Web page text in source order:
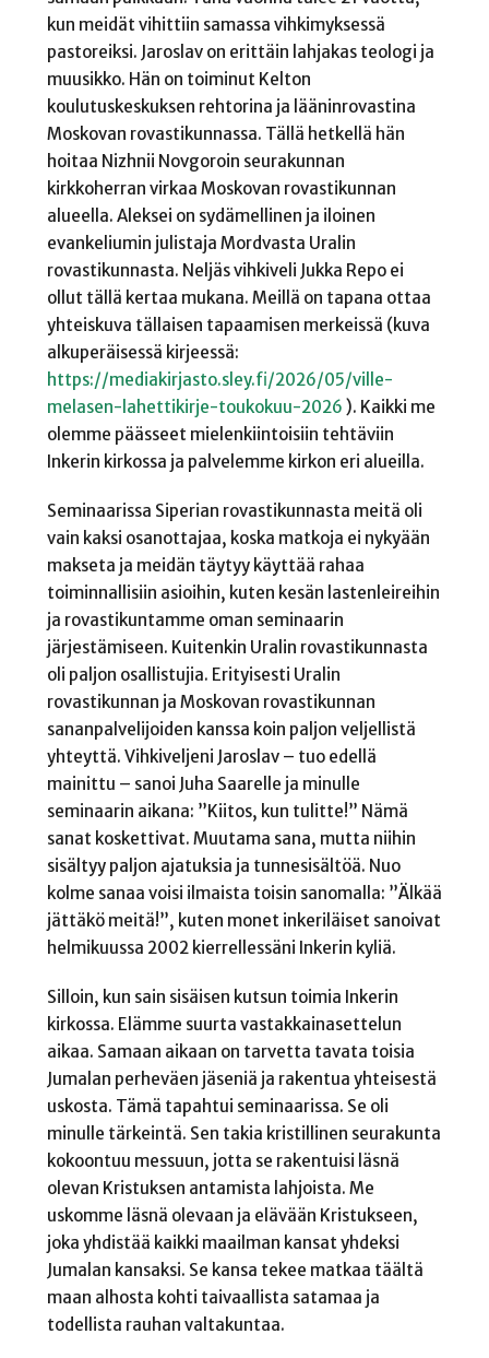
kun meidät vihittiin samassa vihkimyksessä
pastoreiksi. Jaroslav on erittäin lahjakas teologi ja
muusikko. Hän on toiminut Kelton
koulutuskeskuksen rehtorina ja lääninrovastina
Moskovan rovastikunnassa. Tällä hetkellä hän
hoitaa Nizhnii Novgoroin seurakunnan
kirkkoherran virkaa Moskovan rovastikunnan
alueella. Aleksei on sydämellinen ja iloinen
evankeliumin julistaja Mordvasta Uralin
rovastikunnasta. Neljäs vihkiveli Jukka Repo ei
ollut tällä kertaa mukana. Meillä on tapana ottaa
yhteiskuva tällaisen tapaamisen merkeissä (kuva
alkuperäisessä kirjeessä:
https://mediakirjasto.sley.fi/2026/05/ville-
melasen-lahettikirje-toukokuu-2026 ). Kaikki me
olemme päässeet mielenkiintoisiin tehtäviin
Inkerin kirkossa ja palvelemme kirkon eri alueilla.
Seminaarissa Siperian rovastikunnasta meitä oli
vain kaksi osanottajaa, koska matkoja ei nykyään
makseta ja meidän täytyy käyttää rahaa
toiminnallisiin asioihin, kuten kesän lastenleireihin
ja rovastikuntamme oman seminaarin
järjestämiseen. Kuitenkin Uralin rovastikunnasta
oli paljon osallistujia. Erityisesti Uralin
rovastikunnan ja Moskovan rovastikunnan
sananpalvelijoiden kanssa koin paljon veljellistä
yhteyttä. Vihkiveljeni Jaroslav – tuo edellä
mainittu – sanoi Juha Saarelle ja minulle
seminaarin aikana: ”Kiitos, kun tulitte!” Nämä
sanat koskettivat. Muutama sana, mutta niihin
sisältyy paljon ajatuksia ja tunnesisältöä. Nuo
kolme sanaa voisi ilmaista toisin sanomalla: ”Älkää
jättäkö meitä!”, kuten monet inkeriläiset sanoivat
helmikuussa 2002 kierrellessäni Inkerin kyliä.
Silloin, kun sain sisäisen kutsun toimia Inkerin
kirkossa. Elämme suurta vastakkainasettelun
aikaa. Samaan aikaan on tarvetta tavata toisia
Jumalan perheväen jäseniä ja rakentua yhteisestä
uskosta. Tämä tapahtui seminaarissa. Se oli
minulle tärkeintä. Sen takia kristillinen seurakunta
kokoontuu messuun, jotta se rakentuisi läsnä
olevan Kristuksen antamista lahjoista. Me
uskomme läsnä olevaan ja elävään Kristukseen,
joka yhdistää kaikki maailman kansat yhdeksi
Jumalan kansaksi. Se kansa tekee matkaa täältä
maan alhosta kohti taivaallista satamaa ja
todellista rauhan valtakuntaa.